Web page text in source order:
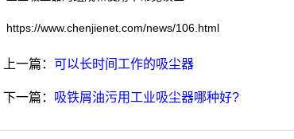
https://www.chenjienet.com/news/106.html
上一篇： 可以长时间工作的吸尘器
下一篇： 吸铁屑油污用工业吸尘器哪种好?